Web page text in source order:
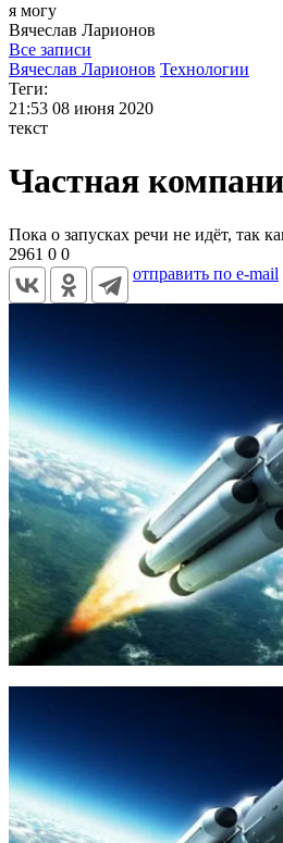
я могу
Вячеслав Ларионов
Все записи
Вячеслав Ларионов Технологии
Теги:
21:53 08 июня 2020
текст
Частная
Пока о запусках речи не идёт, так
2961 0 0
отправить по e-mail